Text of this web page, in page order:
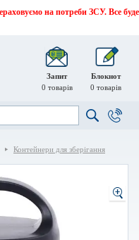
на потреби ЗСУ. Все буде
Запит
0 товарів
Блокнот
0 товарів
Контейнери для зберігання